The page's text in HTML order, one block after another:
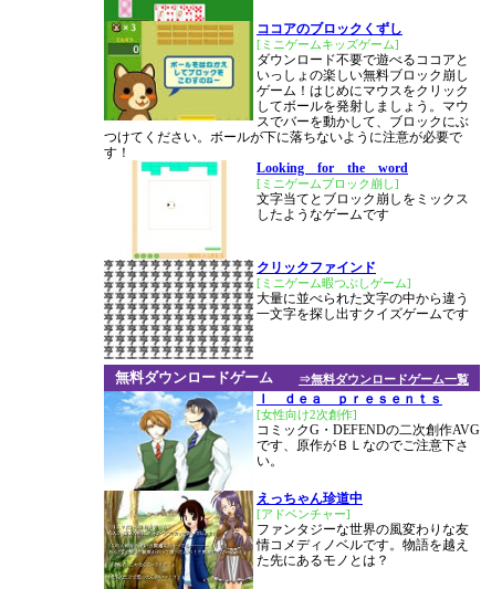
ココアのブロックくずし
[ミニゲームキッズゲーム]
ダウンロード不要で遊べるココアと
いっしょの楽しい無料ブロック崩し
ゲーム！はじめにマウスをクリック
してボールを発射しましょう。マウ
スでバーを動かして、ブロックにぶ
つけてください。ボールが下に落ちないように注意が必要で
す！
Looking for the word
[ミニゲームブロック崩し]
文字当てとブロック崩しをミックス
したようなゲームです
クリックファインド
[ミニゲーム暇つぶしゲーム]
大量に並べられた文字の中から違う
一文字を探し出すクイズゲームです
⇒無料ダウンロードゲーム一覧
無料ダウンロードゲーム
Ｉ ｄｅａ ｐｒｅｓｅｎｔｓ
[女性向け2次創作]
コミックG・DEFENDの二次創作AVG
です、原作がＢＬなのでご注意下さ
い。
えっちゃん珍道中
[アドベンチャー]
ファンタジーな世界の風変わりな友
情コメディノベルです。物語を越え
た先にあるモノとは？